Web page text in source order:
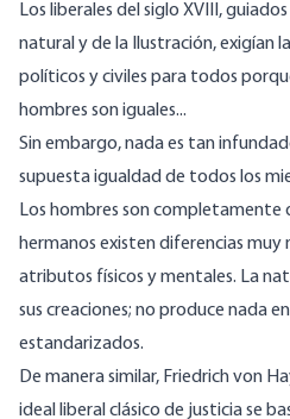
Los liberales del siglo XVIII,
natural y de la Ilustración, exigían
políticos y civiles para todos
hombres son iguales...
Sin embargo, nada es tan
supuesta igualdad de todos los
Los hombres son completamente
hermanos existen diferencias muy
atributos físicos y mentales. La
sus creaciones; no produce nada
estandarizados.
De manera similar, Friedrich von
ideal liberal clásico de justicia se